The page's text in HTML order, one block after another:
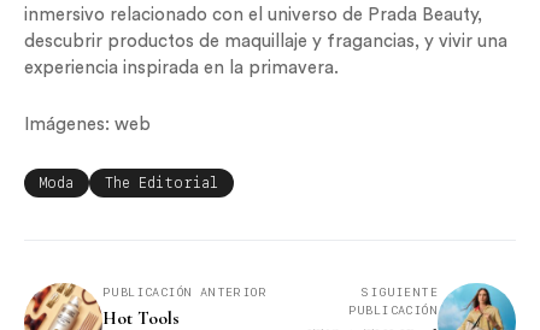
inmersivo relacionado con el universo de Prada Beauty,
descubrir productos de maquillaje y fragancias, y vivir una
experiencia inspirada en la primavera.
Imágenes: web
Moda The Editorial
PUBLICACIÓN ANTERIOR
Hot Tools
SIGUIENTE
PUBLICACIÓN